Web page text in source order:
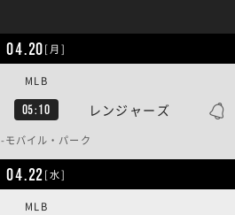
04.20[月]
05:10 レンジャーズ
MLB
モバイル・パーク
04.22[水]
MLB